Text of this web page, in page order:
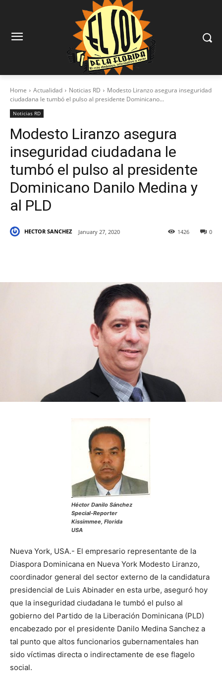
Home Actualidad Noticias RD
Modesto Liranzo asegura inseguridad
ciudadana le tumbó el pulso al presidente Dominicano...
Noticias RD
Modesto Liranzo asegura
inseguridad ciudadana le
tumbó el pulso al presidente
Dominicano Danilo Medina y
al PLD
HECTOR SANCHEZ January 27, 2020 0
1426
Héctor Danilo Sánchez
Special-Reporter
Kissimmee, Florida
USA
Nueva York, USA.- El empresario representante de la
Diaspora Dominicana en Nueva York Modesto Liranzo,
coordinador general del sector externo de la candidatura
presidencial de Luis Abinader en esta urbe, aseguró hoy
que la inseguridad ciudadana le tumbó el pulso al
gobierno del Partido de la Liberación Dominicana (PLD)
encabezado por el presidente Danilo Medina Sanchez a
tal punto que altos funcionarios gubernamentales han
sido víctimas directa o indirectamente de ese flagelo
social.